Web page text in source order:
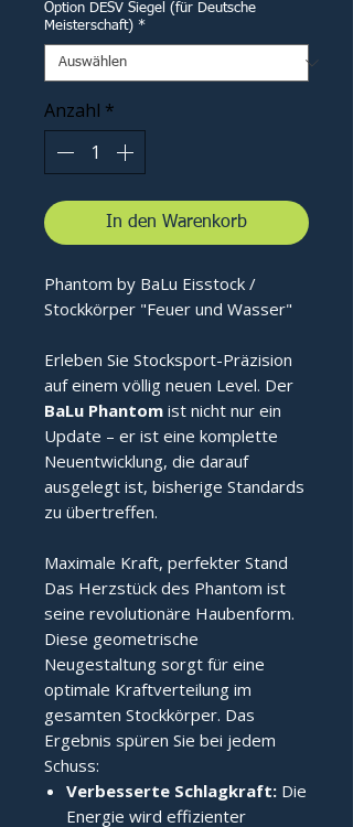
Option DESV Siegel (für Deutsche
Meisterschaft) *
Anzahl *
In den Warenkorb
Phantom by BaLu Eisstock /
Stockkörper "Feuer und Wasser"
Erleben Sie Stocksport-Präzision
auf einem völlig neuen Level. Der
BaLu Phantom ist nicht nur ein
Update – er ist eine komplette
Neuentwicklung, die darauf
ausgelegt ist, bisherige Standards
zu übertreffen.
Maximale Kraft, perfekter Stand
Das Herzstück des Phantom ist
seine revolutionäre Haubenform.
Diese geometrische
Neugestaltung sorgt für eine
optimale Kraftverteilung im
gesamten Stockkörper. Das
Ergebnis spüren Sie bei jedem
Schuss:
Verbesserte Schlagkraft: Die
Energie wird effizienter